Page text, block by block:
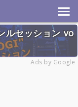
ルセッション vo
Ads by Google